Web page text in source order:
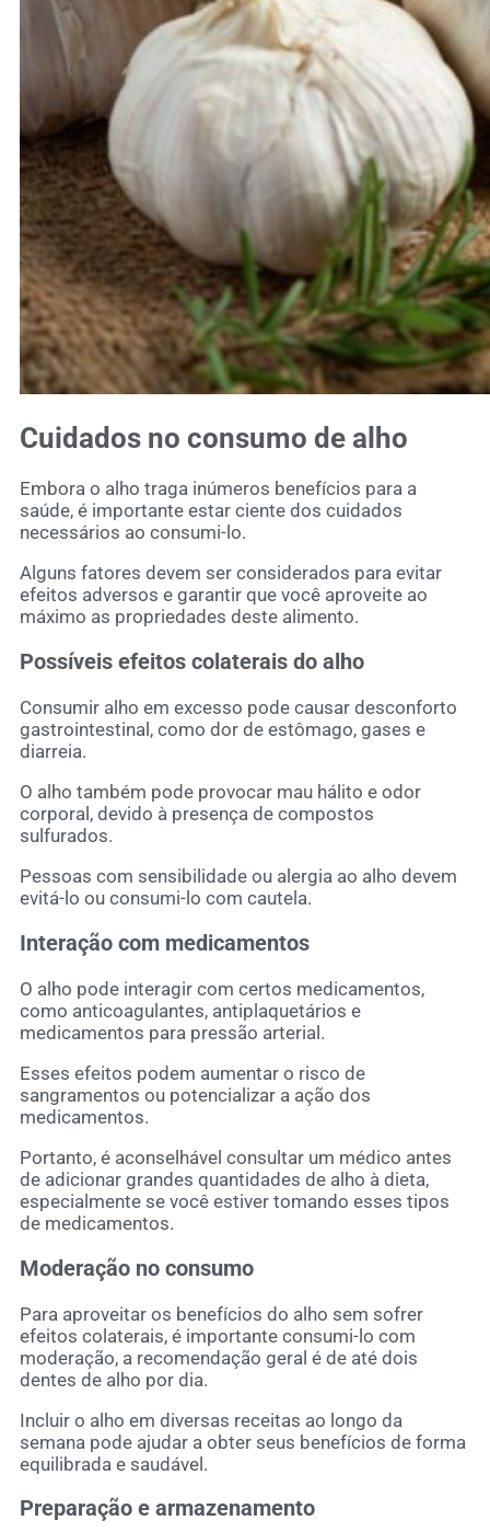
Cuidados no consumo de alho
Embora o alho traga inúmeros benefícios para a
saúde, é importante estar ciente dos cuidados
necessários ao consumi-lo.
Alguns fatores devem ser considerados para evitar
efeitos adversos e garantir que você aproveite ao
máximo as propriedades deste alimento.
Possíveis efeitos colaterais do alho
Consumir alho em excesso pode causar desconforto
gastrointestinal, como dor de estômago, gases e
diarreia.
O alho também pode provocar mau hálito e odor
corporal, devido à presença de compostos
sulfurados.
Pessoas com sensibilidade ou alergia ao alho devem
evitá-lo ou consumi-lo com cautela.
Interação com medicamentos
O alho pode interagir com certos medicamentos,
como anticoagulantes, antiplaquetários e
medicamentos para pressão arterial.
Esses efeitos podem aumentar o risco de
sangramentos ou potencializar a ação dos
medicamentos.
Portanto, é aconselhável consultar um médico antes
de adicionar grandes quantidades de alho à dieta,
especialmente se você estiver tomando esses tipos
de medicamentos.
Moderação no consumo
Para aproveitar os benefícios do alho sem sofrer
efeitos colaterais, é importante consumi-lo com
moderação, a recomendação geral é de até dois
dentes de alho por dia.
Incluir o alho em diversas receitas ao longo da
semana pode ajudar a obter seus benefícios de forma
equilibrada e saudável.
Preparação e armazenamento